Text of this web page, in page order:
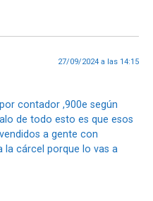
27/09/2024 a las 14:15
contador ,900e según
de todo esto es que esos
a gente con
la cárcel porque lo vas a